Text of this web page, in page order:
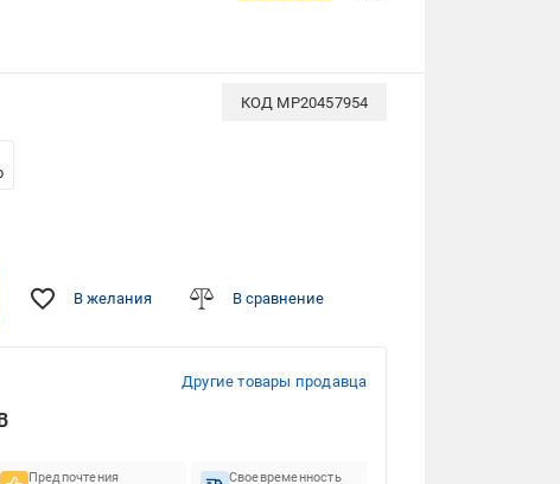
КОД MP20457954
В желания В сравнение
Другие товары продавца
Предпочтения
Своевременность